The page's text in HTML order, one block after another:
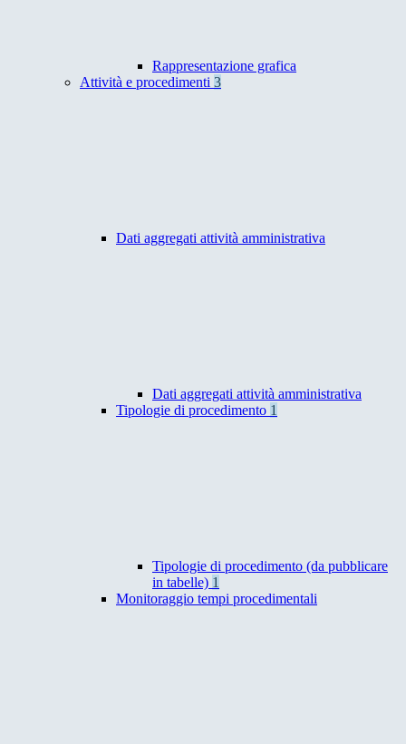
Rappresentazione grafica
Attività e procedimenti 3
Dati aggregati attività amministrativa
Dati aggregati attività amministrativa
Tipologie di procedimento 1
Tipologie di procedimento (da pubblicare
in tabelle) 1
Monitoraggio tempi procedimentali